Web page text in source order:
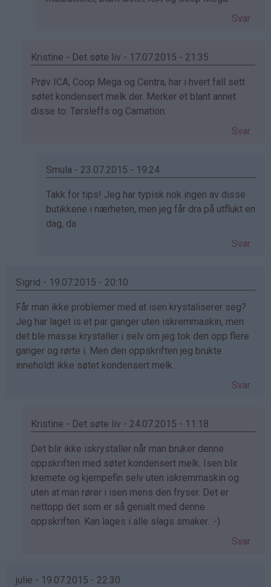
(ikke
Svar
Kristine - Det søte liv - 17.07.2015 - 21:35
Som
svar
på
bekreftet)
Prøv ICA, Coop Mega og Centra, har i hvert fall sett
søtet kondensert melk der. Merker et blant annet
disse to: Tørsleffs og Carnation.
Svar
Smula - 23.07.2015 - 19:24
Som
svar
på
Det…
Takk for tips! Jeg har typisk nok ingen av disse
butikkene i nærheten, men jeg får dra på utflukt en
dag, da.
Svar
Sigrid - 19.07.2015 - 20:10
Får man ikke problemer med at isen krystaliserer seg?
Jeg har laget is et par ganger uten iskremmaskin, men
det ble masse krystaller i selv om jeg tok den opp flere
ganger og rørte i. Men den oppskriften jeg brukte
inneholdt ikke søtet kondensert melk.
Svar
Kristine - Det søte liv - 24.07.2015 - 11:18
Som
svar
på
av
Sigrid
(ikke
Det blir ikke iskrystaller når man bruker denne
oppskriften med søtet kondensert melk. Isen blir
kremete og kjempefin selv uten iskremmaskin og
uten at man rører i isen mens den fryser. Det er
nettopp det som er så genialt med denne
oppskriften. Kan lages i alle slags smaker. :-)
Svar
julie - 19.07.2015 - 22:30